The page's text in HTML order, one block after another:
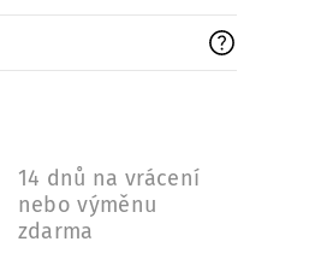
14 dnů na vrácení
nebo výměnu
zdarma